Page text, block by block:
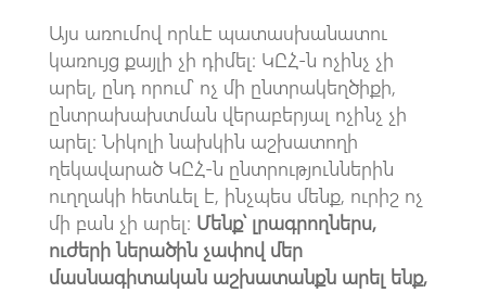
Այս առումով որևէ պատասխանատու
կառույց քայլի չի դիմել։ ԿԸՀ-ն ոչինչ չի
արել, ընդ որում՝ ոչ մի ընտրակեղծիքի,
ընտրախախտման վերաբերյալ ոչինչ չի
արել։ Նիկոլի նախկին աշխատողի
ղեկավարած ԿԸՀ-ն ընտրություններին
ուղղակի հետևել է, ինչպես մենք, ուրիշ ոչ
մի բան չի արել։ Մենք՝ լրագրողներս,
ուժերի ներածին չափով մեր
մասնագիտական աշխատանքն արել ենք,